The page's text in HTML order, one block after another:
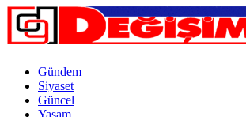
Gündem
Siyaset
Güncel
Yaşam